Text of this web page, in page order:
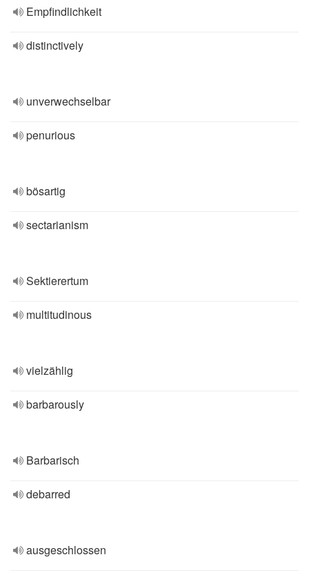
Empfindlichkeit
distinctively
unverwechselbar
penurious
bösartig
sectarianism
Sektierertum
multitudinous
vielzählig
barbarously
Barbarisch
debarred
ausgeschlossen